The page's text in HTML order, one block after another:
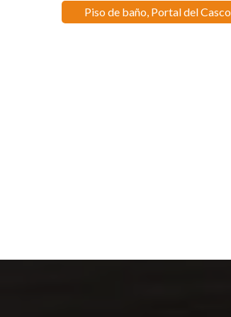
Piso de baño, Portal del Casco